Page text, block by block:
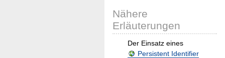
Nähere
Erläuterungen
Der Einsatz eines
Persistent Identifier